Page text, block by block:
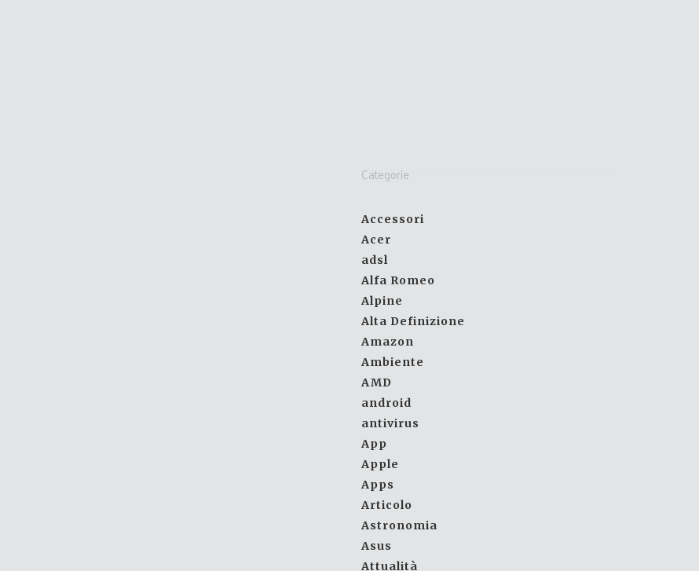
Categorie
Accessori
Acer
adsl
Alfa Romeo
Alpine
Alta Definizione
Amazon
Ambiente
AMD
android
antivirus
App
Apple
Apps
Articolo
Astronomia
Asus
Attualità